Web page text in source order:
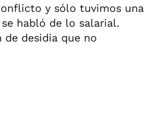
y sólo tuvimos una
habló de lo salarial.
de desidia que no